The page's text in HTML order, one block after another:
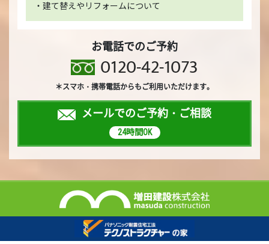
・建て替えやリフォームについて
お電話でのご予約
0120-42-1073
＊スマホ・携帯電話からもご利用いただけます。
メールでのご予約・ご相談
24時間OK